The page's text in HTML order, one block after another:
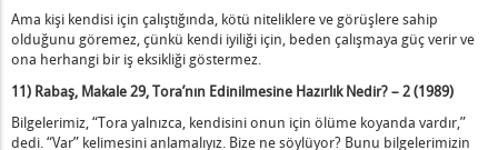
Ama kişi kendisi için çalıştığında, kötü niteliklere ve görüşlere sahip
olduğunu göremez, çünkü kendi iyiliği için, beden çalışmaya güç verir ve
ona herhangi bir iş eksikliği göstermez.
11) Rabaş, Makale 29,Tora’nın Edinilmesine Hazırlık Nedir? – 2 (1989)
Bilgelerimiz, “Tora yalnızca, kendisini onun için ölüme koyanda vardır,”
dedi. “Var” kelimesini anlamalıyız. Bize ne söylüyor? Bunu bilgelerimizin